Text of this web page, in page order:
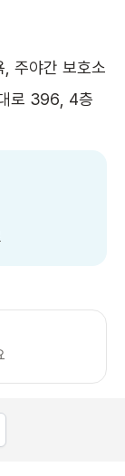
주야간 보호소
로 396, 4층